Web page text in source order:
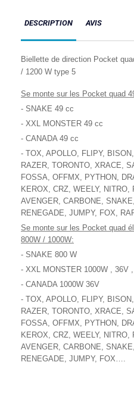
DESCRIPTION AVIS
Biellette de direction Pocket
/ 1200 W type 5
Se monte sur les Pocket quad
- SNAKE 49 cc
- XXL MONSTER 49 cc
- CANADA 49 cc
- TOX, APOLLO, FLIPY,
RAZER, TORONTO, XRACE,
FOSSA, OFFMX, PYTHON,
KEROX, CRZ, WEELY,
AVENGER, CARBONE,
RENEGADE, JUMPY, FOX,
Se monte sur les Pocket quad
800W / 1000W:
- SNAKE 800 W
- XXL MONSTER 1000W , 36V
- CANADA 1000W 36V
- TOX, APOLLO, FLIPY,
RAZER, TORONTO, XRACE,
FOSSA, OFFMX, PYTHON,
KEROX, CRZ, WEELY,
AVENGER, CARBONE,
RENEGADE, JUMPY, FOX….